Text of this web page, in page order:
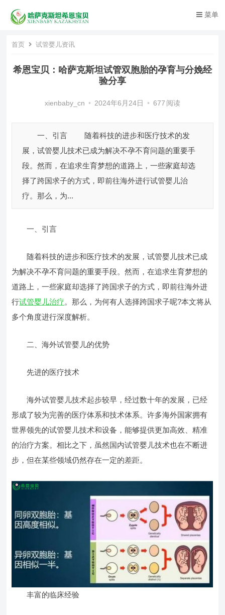
菜单
首页 试管婴儿资讯
希恩宝贝：哈萨克斯坦试管双胞胎的孕育与分娩经
验分享
xienbaby_cn • 2024年6月24日 • 677 阅读
一、引言 随着科技的进步和医疗技术的发
展，试管婴儿技术已成为解决不孕不育问题的重要手
段。然而，在追求生育梦想的道路上，一些家庭却选
择了跨国求子的方式，即前往海外进行试管婴儿治
疗。那么，为...
一、引言
随着科技的进步和医疗技术的发展，试管婴儿技术已成
为解决不孕不育问题的重要手段。然而，在追求生育梦想的
道路上，一些家庭却选择了跨国求子的方式，即前往海外进
行试管婴儿治疗。那么，为何有人选择跨国求子呢?本文将从
多个角度进行深度解析。
二、海外试管婴儿的优势
先进的医疗技术
海外试管婴儿技术起步较早，经过数十年的发展，已经
形成了较为完善的医疗体系和技术体系。许多海外国家拥有
世界领先的试管婴儿技术和设备，能够提供更加高效、精准
的治疗方案。相比之下，虽然国内试管婴儿技术也在不断进
步，但在某些领域仍然存在一定的差距。
丰富的临床经验